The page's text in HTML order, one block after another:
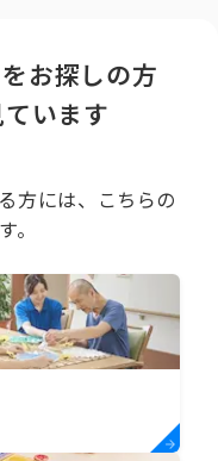
お探しの方
います
方には、こちらの
。